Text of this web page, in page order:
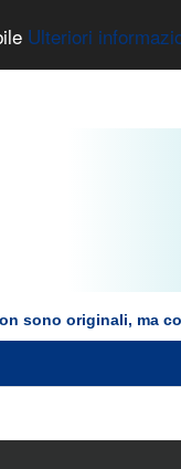
Ulteriori
sono originali, ma